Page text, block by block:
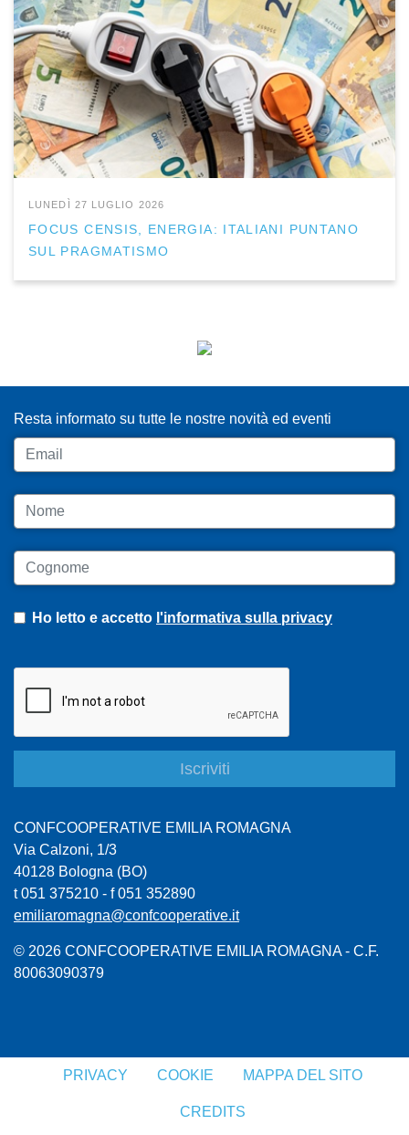
LUNEDÌ 27 LUGLIO 2026
FOCUS CENSIS, ENERGIA: ITALIANI PUNTANO
SUL PRAGMATISMO
Resta informato su tutte le nostre novità ed eventi
Email
Nome
Cognome
Ho letto e accetto l'informativa sulla privacy
CONFCOOPERATIVE EMILIA ROMAGNA
Via Calzoni, 1/3
40128 Bologna (BO)
t 051 375210 - f 051 352890
emiliaromagna@confcooperative.it
© 2026 CONFCOOPERATIVE EMILIA ROMAGNA - C.F.
80063090379
PRIVACY COOKIE MAPPA DEL SITO
CREDITS